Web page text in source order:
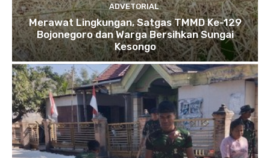
ADVETORIAL
Merawat Lingkungan, Satgas TMMD Ke-129
Bojonegoro dan Warga Bersihkan Sungai
Kesongo